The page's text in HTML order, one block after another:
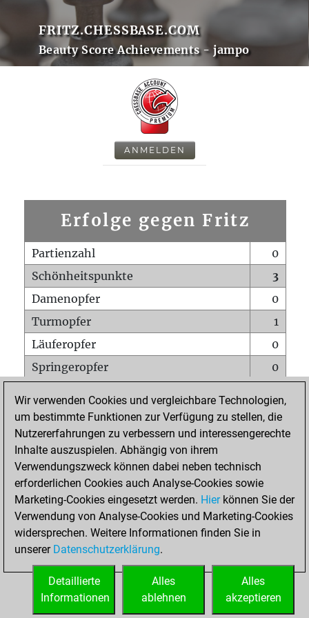
FRITZ.CHESSBASE.COM
Beauty Score Achievements - jampo
ANMELDEN
Erfolge gegen Fritz
Partienzahl
0
Schönheitspunkte
3
Damenopfer
0
Turmopfer
1
Läuferopfer
0
Springeropfer
0
Matt auf vollem Brett
0
Bauer setzt Matt
0
Erstickte Matts
Unterverwandlungen
Türme auf der siebten
0
STARTSEITE
Wir verwenden Cookies und vergleichbare Technologien,
um bestimmte Funktionen zur Verfügung zu stellen, die
Nutzererfahrungen zu verbessern und interessengerechte
Inhalte auszuspielen. Abhängig von ihrem
Verwendungszweck können dabei neben technisch
erforderlichen Cookies auch Analyse-Cookies sowie
Marketing-Cookies eingesetzt werden. Hierkönnen Sie der
Verwendung von Analyse-Cookies und Marketing-Cookies
widersprechen. Weitere Informationen finden Sie in
unserer Datenschutzerklärung.
Alles
akzeptieren
Alles
ablehnen
Detaillierte
Informationen